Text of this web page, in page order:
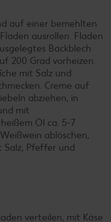
auf einer bemehlten
ausrollen. Fladen
Backblech
200 Grad vorheizen.
mit Salz und
Creme auf
abziehen, in
mit
Öl ca. 5-7
ablöschen,
Salz, Pfeffer und
verteilen, mit Käse